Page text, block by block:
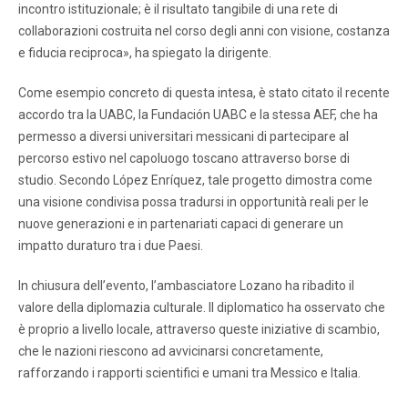
incontro istituzionale; è il risultato tangibile di una rete di
collaborazioni costruita nel corso degli anni con visione, costanza
e fiducia reciproca», ha spiegato la dirigente.
Come esempio concreto di questa intesa, è stato citato il recente
accordo tra la UABC, la Fundación UABC e la stessa AEF, che ha
permesso a diversi universitari messicani di partecipare al
percorso estivo nel capoluogo toscano attraverso borse di
studio. Secondo López Enríquez, tale progetto dimostra come
una visione condivisa possa tradursi in opportunità reali per le
nuove generazioni e in partenariati capaci di generare un
impatto duraturo tra i due Paesi.
In chiusura dell’evento, l’ambasciatore Lozano ha ribadito il
valore della diplomazia culturale. Il diplomatico ha osservato che
è proprio a livello locale, attraverso queste iniziative di scambio,
che le nazioni riescono ad avvicinarsi concretamente,
rafforzando i rapporti scientifici e umani tra Messico e Italia.